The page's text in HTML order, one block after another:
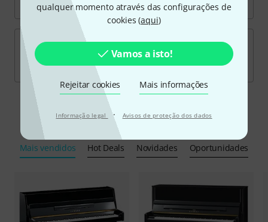
qualquer momento através das configurações de
cookies (aqui)
Vamos a isto!
Rejeitar cookies Mais informações
Informação legal · Avisos de proteção dos dados
Produtos em destaque
Mais vendidos Hot Deals Novidades Oportunidades